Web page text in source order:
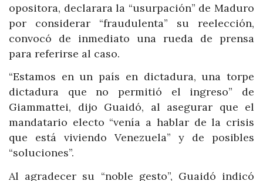
opositora, declarara la “usurpación” de Maduro
por considerar “fraudulenta” su reelección,
convocó de inmediato una rueda de prensa
para referirse al caso.
“Estamos en un país en dictadura, una torpe
dictadura que no permitió el ingreso” de
Giammattei, dijo Guaidó, al asegurar que el
mandatario electo “venía a hablar de la crisis
que está viviendo Venezuela” y de posibles
“soluciones”.
Al agradecer su “noble gesto”, Guaidó indicó